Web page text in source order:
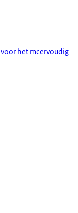
het meervoudig